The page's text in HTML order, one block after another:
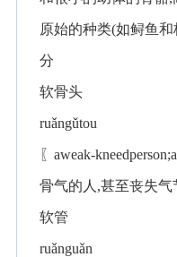
原始的种类(如鲟鱼
分
软骨头
ruǎngǔtou
〖aweak-
骨气的人,甚至丧失气
软管
ruǎnguǎn